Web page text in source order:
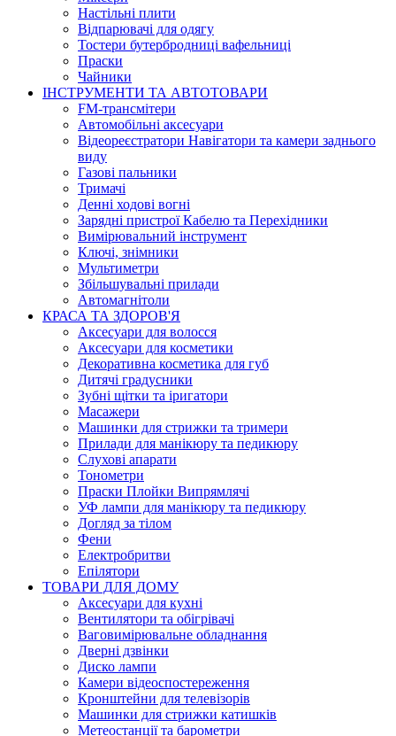
Настільні плити
Відпарювачі для одягу
Тостери бутербродниці вафельниці
Праски
Чайники
ІНСТРУМЕНТИ ТА АВТОТОВАРИ
FM-трансмітери
Автомобільні аксесуари
Відеореєстратори Навігатори та камери заднього
виду
Газові пальники
Тримачі
Денні ходові вогні
Зарядні пристрої Кабелю та Перехідники
Вимірювальний інструмент
Ключі, знімники
Мультиметри
Збільшувальні прилади
Автомагнітоли
КРАСА ТА ЗДОРОВ'Я
Аксесуари для волосся
Аксесуари для косметики
Декоративна косметика для губ
Дитячі градусники
Зубні щітки та іригатори
Масажери
Машинки для стрижки та тримери
Прилади для манікюру та педикюру
Слухові апарати
Тонометри
Праски Плойки Випрямлячі
УФ лампи для манікюру та педикюру
Догляд за тілом
Фени
Електробритви
Епілятори
ТОВАРИ ДЛЯ ДОМУ
Аксесуари для кухні
Вентилятори та обігрівачі
Ваговимірювальне обладнання
Дверні дзвінки
Диско лампи
Камери відеоспостереження
Кронштейни для телевізорів
Машинки для стрижки катишків
Метеостанції та барометри